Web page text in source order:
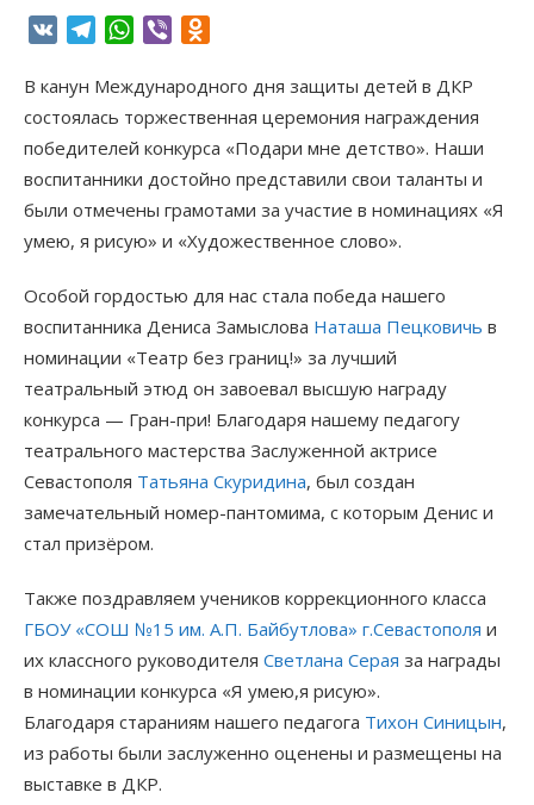
VK TelegramWhatsApp
Viber
В канун Международного дня защиты детей в ДКР
состоялась торжественная церемония награждения
победителей конкурса «Подари мне детство». Наши
воспитанники достойно представили свои таланты и
были отмечены грамотами за участие в номинациях «Я
умею, я рисую» и «Художественное слово».
Особой гордостью для нас стала победа нашего
воспитанника Дениса Замыслова Наташа Пецковичь в
номинации «Театр без границ!» за лучший
театральный этюд он завоевал высшую награду
конкурса — Гран-при! Благодаря нашему педагогу
театрального мастерства Заслуженной актрисе
Севастополя Татьяна Скуридина, был создан
замечательный номер-пантомима, с которым Денис и
стал призёром.
Также поздравляем учеников коррекционного класса
ГБОУ «СОШ №15 им. А.П. Байбутлова» г.Севастополя и
их классного руководителя Светлана Серая за награды
в номинации конкурса «Я умею,я рисую».
Благодаря стараниям нашего педагога Тихон Синицын,
из работы были заслуженно оценены и размещены на
выставке в ДКР.